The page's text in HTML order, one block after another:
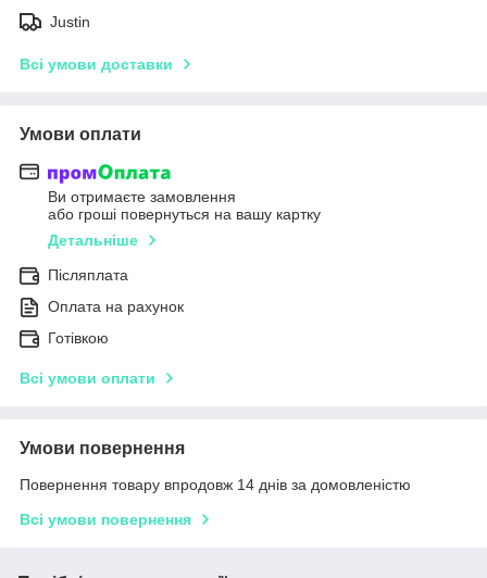
Justin
Всі умови доставки
Умови оплати
Ви отримаєте замовлення
або гроші повернуться на вашу картку
Детальніше
Післяплата
Оплата на рахунок
Готівкою
Всі умови оплати
Умови повернення
Повернення товару впродовж 14 днів за домовленістю
Всі умови повернення